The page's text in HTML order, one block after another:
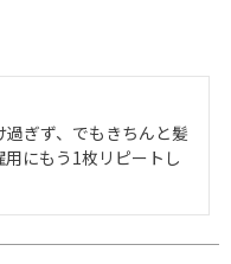
ぎず、でもきちんと髪
にもう1枚リピートし